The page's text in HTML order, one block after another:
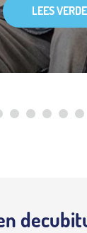
LEES